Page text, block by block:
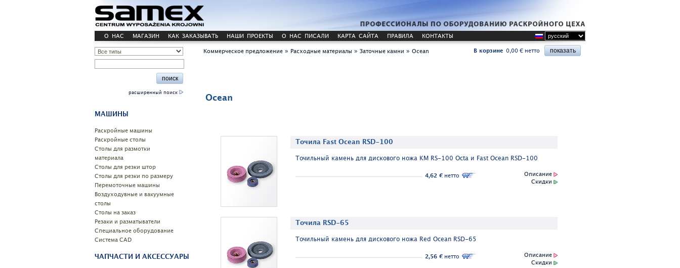
О НАС МАГАЗИН КАК ЗАКАЗЫВАТЬ НАШИ ПРОЕКТЫ О НАС ПИСАЛИ КАРТА САЙТА ПРАВИЛА КОНТАКТЫ
расширенный поиск
МАШИНЫ
Pаскройные машины
Раскройные столы
Столы для размотки
материала
Cтолы для резки штор
Столы для резки по размеру
Перемоточные машины
Воздуходувные и вакуумные
столы
Столы на заказ
Резаки и разматыватели
Специальное оборудование
Системa CAD
ЧАПЧАСТИ И АКСЕССУАРЫ
Коммерческое предложение » Расходные материалы » Заточные камни » Ocean В корзине 0,00 € нетто
Ocean
Точила Fast Ocean RSD-100
Точильный камень для дискового ножа KM RS-100 Octa и Fast Ocean RSD-100
4,62 €нетто
Описание
Скидки
Точила RSD-65
Точильный камень для дискового ножа Red Ocean RSD-65
2,56 €нетто
Описание
Скидки